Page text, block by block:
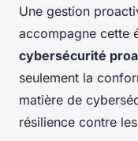
Une gestion
accompagne cette
cybersécurité
seulement la
matière de
résilience contre les